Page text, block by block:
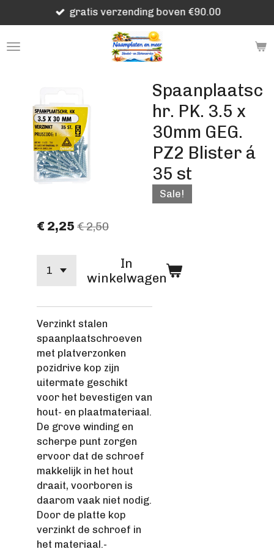
direct
naar
gratis verzending boven €90.00
Spaanplaatsc
hr. PK. 3.5 x
30mm GEG.
PZ2 Blister á
35 st
Sale!
€ 2,25 € 2,50
In
winkelwagen
Verzinkt stalen
spaanplaatschroeven
met platverzonken
pozidrive kop zijn
uitermate geschikt
voor het bevestigen van
hout- en plaatmateriaal.
De grove winding en
scherpe punt zorgen
ervoor dat de schroef
makkelijk in het hout
draait, voorboren is
daarom vaak niet nodig.
Door de platte kop
verzinkt de schroef in
het materiaal.-